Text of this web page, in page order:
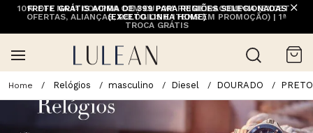
10% OFF NA 1ª COMPRA COM CUPOM PRIMEIRACOMPRA (EXCETO
OFERTAS, ALIANÇAS, RELÓGIOS E ITENS EM PROMOÇÃO) | 1ª
TROCA GRÁTIS
FRETE GRÁTIS ACIMA DE 399 PARA REGIÕES SELECIONADAS
(EXCETO LINHA HOME)
Relógios masculino Diesel DOURADO PRETO